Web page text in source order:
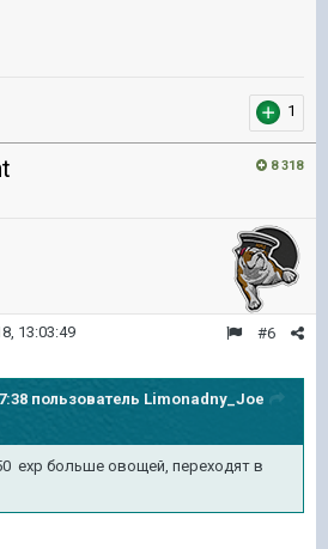
1
8 318
#6
13:03:49
пользователь Limonadny_Joe
ехр больше овощей, переходят в